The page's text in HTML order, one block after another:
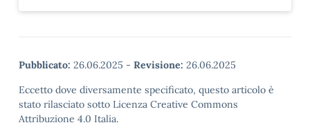
Pubblicato: 26.06.2025 - Revisione: 26.06.2025
Eccetto dove diversamente specificato, questo articolo è
stato rilasciato sotto Licenza Creative Commons
Attribuzione 4.0 Italia.